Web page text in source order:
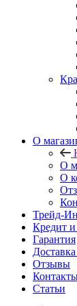
О
О
О
Трейд-Ин
Кредит и
Гарантия
Отзывы
Статьи